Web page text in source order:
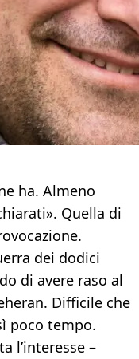
ha. Almeno
Quella di
dei dodici
di avere raso al
Difficile che
poco tempo.
l’interesse –